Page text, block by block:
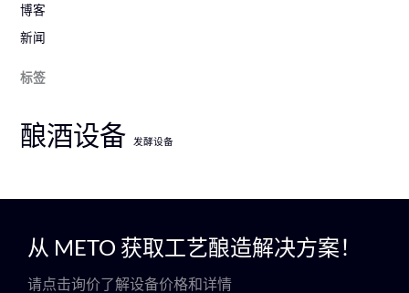
博客
新闻
标签
酿酒设备 发酵设备
从 METO 获取工艺酿造解决方案！
请点击询价了解设备价格和详情